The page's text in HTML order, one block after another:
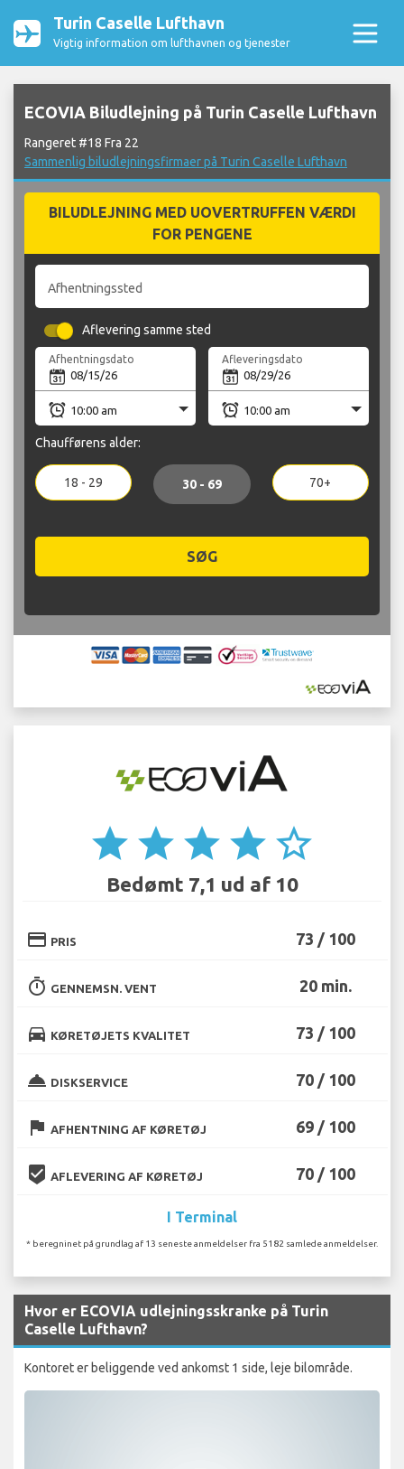
Turin Caselle Lufthavn
Vigtig information om lufthavnen og tjenester
ECOVIA Biludlejning på Turin Caselle Lufthavn
Rangeret #18 Fra 22
Sammenlig biludlejningsfirmaer på Turin Caselle Lufthavn
BILUDLEJNING MED UOVERTRUFFEN VÆRDI
FOR PENGENE
Afhentningssted
Aflevering samme sted
Afhentningsdato Afleveringsdato
Chaufførens alder:
18 - 29 30 - 69 70+
SØG
star star star star star_border
Bedømt 7,1 ud af 10
credit_card PRIS 73 / 100
timer GENNEMSN. VENT 20 min.
directions_car KØRETØJETS KVALITET 73 / 100
room_service DISKSERVICE 70 / 100
flag AFHENTNING AF KØRETØJ 69 / 100
beenhere AFLEVERING AF KØRETØJ 70 / 100
I Terminal
* beregninet på grundlag af 13 seneste anmeldelser fra 5182 samlede anmeldelser.
Hvor er ECOVIA udlejningsskranke på Turin
Caselle Lufthavn?
Kontoret er beliggende ved ankomst 1 side, leje bilområde.